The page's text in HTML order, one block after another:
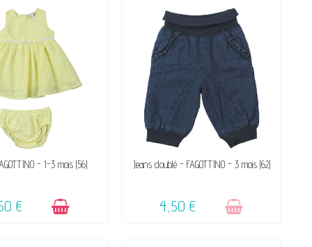
DISPONIBLE- 1-3 mois (56)
€
VENDU, VICTIME DE SON SUCCÈS
Jeans doublé - FAGOTTINO - 3 mois (62)
4,50 €